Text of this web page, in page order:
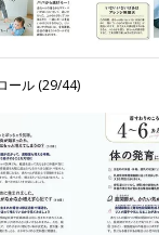
ール (29/44)